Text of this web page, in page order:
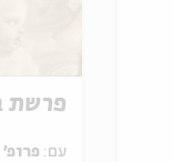
פרשת
עם: